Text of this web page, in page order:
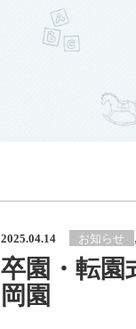
2025.04.14 お知らせ ,
卒園・転園
岡園